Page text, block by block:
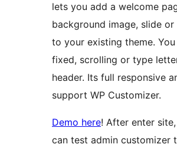
lets you add a welcome
background image, slide or
to your existing theme. You
fixed, scrolling or type
header. Its full responsive
support WP Customizer.
Demo here! After enter
can test admin customizer